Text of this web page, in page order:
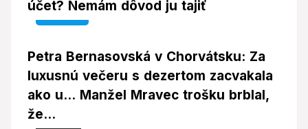
účet? Nemám dôvod ju tajiť
Video
Petra Bernasovská v Chorvátsku: Za
luxusnú večeru s dezertom zacvakala
ako u... Manžel Mravec trošku brblal,
že...
Foto